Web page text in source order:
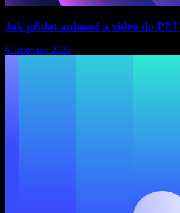
Jak přidat animaci a video do PPT
6. listopadu 2023